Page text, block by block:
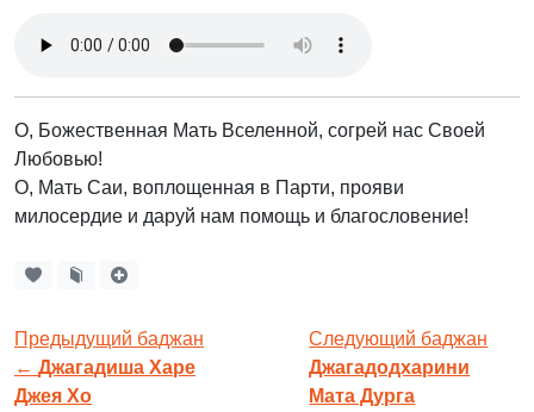
О, Божественная Мать Вселенной, согрей нас Своей
Любовью!
О, Мать Саи, воплощенная в Парти, прояви
милосердие и даруй нам помощь и благословение!
Предыдущий баджан
← Джагадиша Харе
Джея Хо
Следующий баджан
Джагадодхарини
Мата Дурга